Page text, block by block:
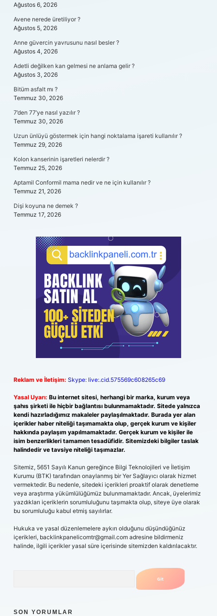
Ağustos 6, 2026
Avene nerede üretiliyor ?
Ağustos 5, 2026
Anne güvercin yavrusunu nasıl besler ?
Ağustos 4, 2026
Adetli değilken kan gelmesi ne anlama gelir ?
Ağustos 3, 2026
Bitüm asfalt mı ?
Temmuz 30, 2026
7’den 77’ye nasıl yazılır ?
Temmuz 30, 2026
Uzun ünlüyü göstermek için hangi noktalama işareti kullanılır ?
Temmuz 29, 2026
Kolon kanserinin işaretleri nelerdir ?
Temmuz 25, 2026
Aptamil Conformil mama nedir ve ne için kullanılır ?
Temmuz 21, 2026
Dişi koyuna ne demek ?
Temmuz 17, 2026
Reklam ve İletişim: Skype: live:.cid.575569c608265c69
Yasal Uyarı: Bu internet sitesi, herhangi bir marka, kurum veya
şahıs şirketi ile hiçbir bağlantısı bulunmamaktadır. Sitede yalnızca
kendi hazırladığımız makaleler paylaşılmaktadır. Burada yer alan
içerikler haber niteliği taşımamakta olup, gerçek kurum ve kişiler
hakkında paylaşım yapılmamaktadır. Gerçek kurum ve kişiler ile
isim benzerlikleri tamamen tesadüfidir. Sitemizdeki bilgiler taslak
halindedir ve tavsiye niteliği taşımazlar.
Sitemiz, 5651 Sayılı Kanun gereğince Bilgi Teknolojileri ve İletişim
Kurumu (BTK) tarafından onaylanmış bir Yer Sağlayıcı olarak hizmet
vermektedir. Bu nedenle, sitedeki içerikleri proaktif olarak denetleme
veya araştırma yükümlülüğümüz bulunmamaktadır. Ancak, üyelerimiz
yazdıkları içeriklerin sorumluluğunu taşımakta olup, siteye üye olarak
bu sorumluluğu kabul etmiş sayılırlar.
Hukuka ve yasal düzenlemelere aykırı olduğunu düşündüğünüz
içerikleri, backlinkpanelicomtr@gmail.com adresine bildirmeniz
halinde, ilgili içerikler yasal süre içerisinde sitemizden kaldırılacaktır.
SON YORUMLAR